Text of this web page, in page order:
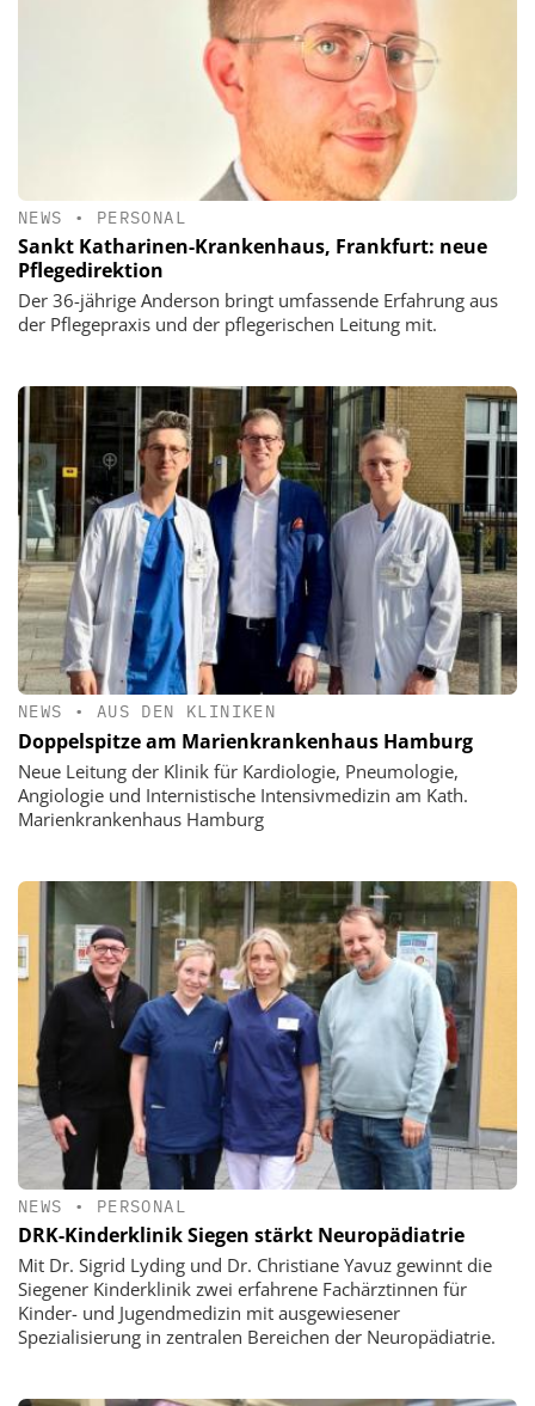
NEWS • PERSONAL
Sankt Katharinen-Krankenhaus, Frankfurt: neue
Pflegedirektion
Der 36-jährige Anderson bringt umfassende Erfahrung aus
der Pflegepraxis und der pflegerischen Leitung mit.
NEWS • AUS DEN KLINIKEN
Doppelspitze am Marienkrankenhaus Hamburg
Neue Leitung der Klinik für Kardiologie, Pneumologie,
Angiologie und Internistische Intensivmedizin am Kath.
Marienkrankenhaus Hamburg
NEWS • PERSONAL
DRK-Kinderklinik Siegen stärkt Neuropädiatrie
Mit Dr. Sigrid Lyding und Dr. Christiane Yavuz gewinnt die
Siegener Kinderklinik zwei erfahrene Fachärztinnen für
Kinder- und Jugendmedizin mit ausgewiesener
Spezialisierung in zentralen Bereichen der Neuropädiatrie.